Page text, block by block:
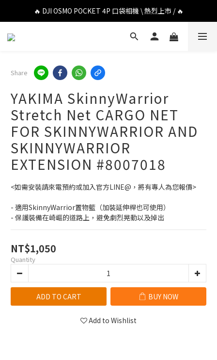
🔥 DJI OSMO POCKET 4P 口袋相機 \ 熱烈上市 / 🔥
🔥 DJI OSMO POCKET 4P 口袋相機 \ 熱烈上市 / 🔥
🔥 Insta360 Luna Ultra 雲台相機 \ 熱烈上市 / 🔥
🔥 DJI OSMO POCKET 4P 口袋相機 \ 熱烈上市 / 🔥
Share
YAKIMA SkinnyWarrior
Stretch Net CARGO NET
FOR SKINNYWARRIOR AND
SKINNYWARRIOR
EXTENSION #8007018
<如需安裝請來電預約或加入官方LINE@，將有專人為您報價>
- 適用SkinnyWarrior置物籃（加裝延伸桿也可使用）
- 保護裝備在崎嶇的道路上，避免劇烈晃動以及掉出
NT$1,050
Quantity
ADD TO CART BUY NOW
Add to Wishlist